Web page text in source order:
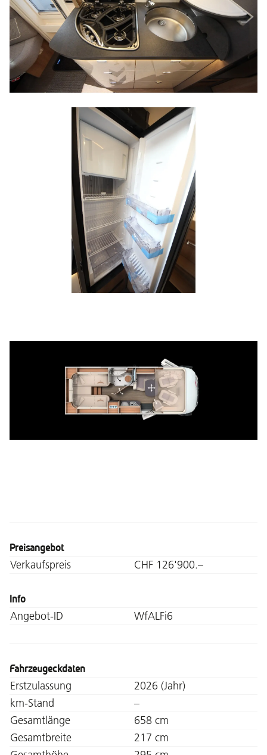
Preisangebot
Verkaufspreis CHF 126'900.–
Info
Angebot-ID WfALFi6
Fahrzeugeckdaten
Erstzulassung
2026 (Jahr)
km-Stand
–
Gesamtlänge
658 cm
Gesamtbreite
217 cm